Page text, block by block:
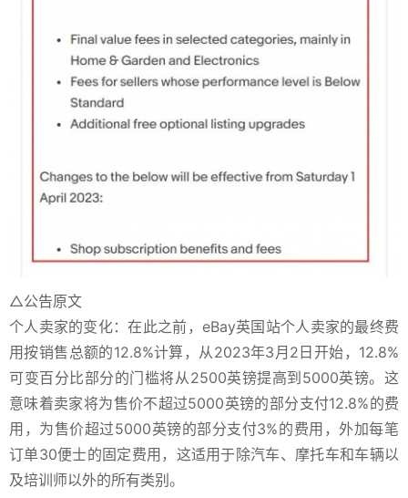
△公告原文
个人卖家的变化：在此之前，eBay英国站个人卖家的最终费
用按销售总额的12.8%计算，从2023年3月2日开始，12.8%
可变百分比部分的门槛将从2500英镑提高到5000英镑。 这
意味着卖家将为售价不超过5000英镑的部分支付12.8%的费
用，为售价超过5000英镑的部分支付3%的费用，外加每笔
订单30便士的固定费用，这适用于除汽车、摩托车和车辆以
及培训师以外的所有类别。